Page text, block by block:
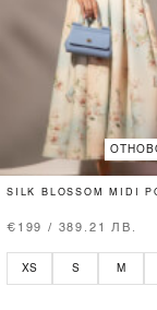
SILK BLOSSOM MIDI
€199 / 389.21 ЛВ.
XS S M